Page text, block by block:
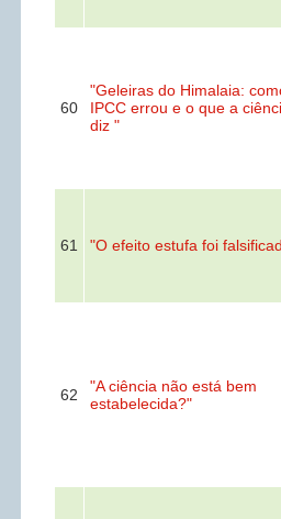
60
"Geleiras do Himalaia:
IPCC errou e o que a
diz "
61 "O efeito estufa foi
62
"A ciência não está bem
estabelecida?"